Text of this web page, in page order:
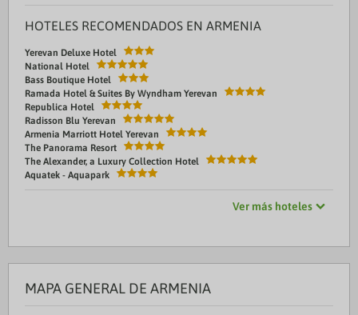
HOTELES RECOMENDADOS EN ARMENIA
Yerevan Deluxe Hotel
National Hotel
Bass Boutique Hotel
Ramada Hotel & Suites By Wyndham Yerevan
Republica Hotel
Radisson Blu Yerevan
Armenia Marriott Hotel Yerevan
The Panorama Resort
The Alexander, a Luxury Collection Hotel
Aquatek - Aquapark
Ver más hoteles
MAPA GENERAL DE ARMENIA